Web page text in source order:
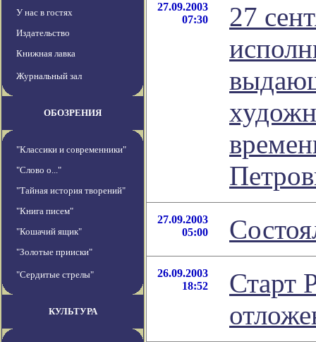
У нас в гостях
Издательство
Книжная лавка
Журнальный зал
ОБОЗРЕНИЯ
"Классики и современники"
"Слово о..."
"Тайная история творений"
"Книга писем"
"Кошачий ящик"
"Золотые прииски"
"Сердитые стрелы"
КУЛЬТУРА
27.09.2003
07:30
27
27.09.2003
05:00
26.09.2003
18:52
Старт